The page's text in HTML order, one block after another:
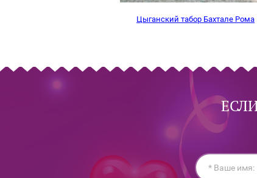
Цыганский табор Бахтале Рома